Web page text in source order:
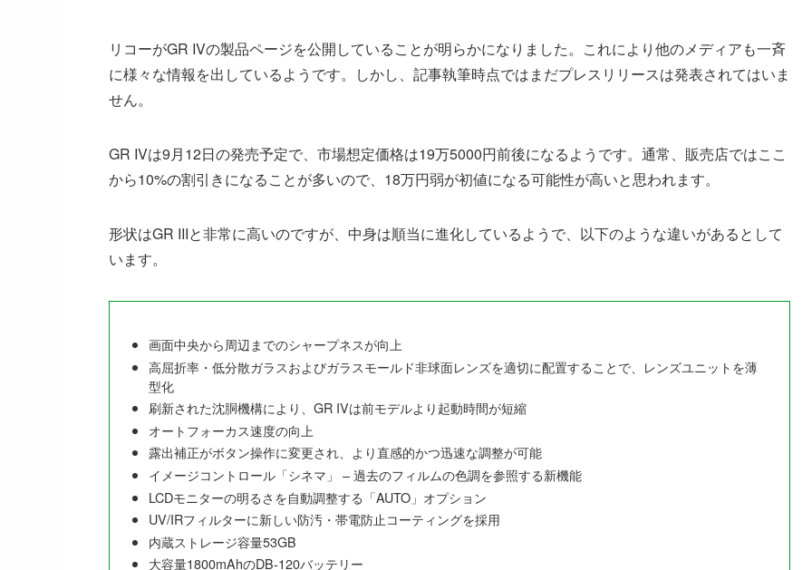
リコーがGR IVの製品ページを公開していることが明らかになりました。これにより他のメディアも一斉
に様々な情報を出しているようです。しかし、記事執筆時点ではまだプレスリリースは発表されてはいま
せん。
GR IVは9月12日の発売予定で、市場想定価格は19万5000円前後になるようです。通常、販売店ではここ
から10%の割引きになることが多いので、18万円弱が初値になる可能性が高いと思われます。
形状はGR IIIと非常に高いのですが、中身は順当に進化しているようで、以下のような違いがあるとして
います。
画面中央から周辺までのシャープネスが向上
高屈折率・低分散ガラスおよびガラスモールド非球面レンズを適切に配置することで、レンズユニットを薄
型化
刷新された沈胴機構により、GR IVは前モデルより起動時間が短縮
オートフォーカス速度の向上
露出補正がボタン操作に変更され、より直感的かつ迅速な調整が可能
イメージコントロール「シネマ」 – 過去のフィルムの色調を参照する新機能
LCDモニターの明るさを自動調整する「AUTO」オプション
UV/IRフィルターに新しい防汚・帯電防止コーティングを採用
内蔵ストレージ容量53GB
大容量1800mAhのDB-120バッテリー